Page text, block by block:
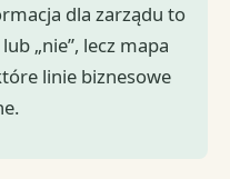
dla zarządu to
„nie”, lecz mapa
linie biznesowe